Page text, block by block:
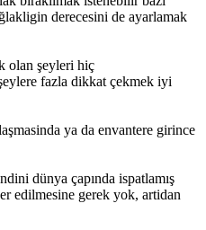
derecesini de ayarlamak
olan şeyleri hiç
fazla dikkat çekmek iyi
ya da envantere girince
dünya çapında ispatlamış
edilmesine gerek yok, artidan